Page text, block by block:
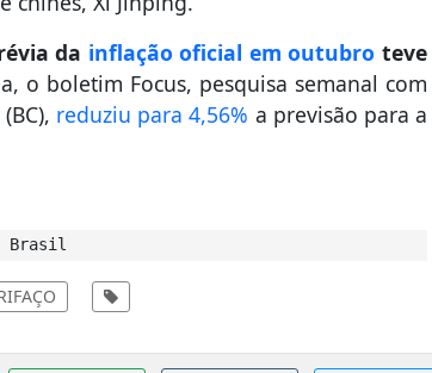
da inflação oficial em outubro teve
o boletim Focus, pesquisa semanal com
reduziu para 4,56% a previsão para a
Brasil